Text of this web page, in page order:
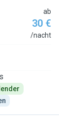
ab
30 €
/nacht